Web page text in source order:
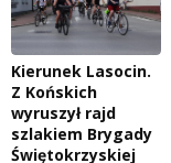
Kierunek Lasocin.
Z Końskich
wyruszył rajd
szlakiem Brygady
Świętokrzyskiej